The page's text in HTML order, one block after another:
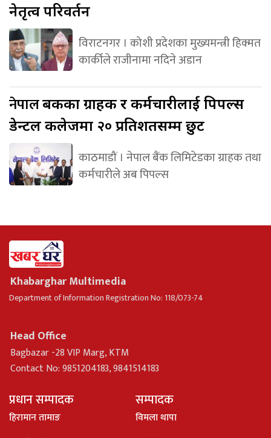
नेतृत्व परिवर्तन
विराटनगर । कोशी प्रदेशका मुख्यमन्त्री हिक्मत
कार्कीले राजीनामा नदिने अडान
नेपालबैंकका ग्राहक र कर्मचारीलाई पिपल्स
डेन्टल कलेजमा २० प्रतिशतसम्म छुट
काठमाडौं । नेपाल बैंक लिमिटेडका ग्राहक तथा
कर्मचारीले अब पिपल्स
Khabarghar Multimedia
Department of Information Registration No: 118/073-74
Head Office
Bagbazar -28 VIP Marg, KTM
Contact No: 9851204183, 9841514183
प्रधान सम्पादक
हिरामान तामाङ
सम्पादक
विमला थापा